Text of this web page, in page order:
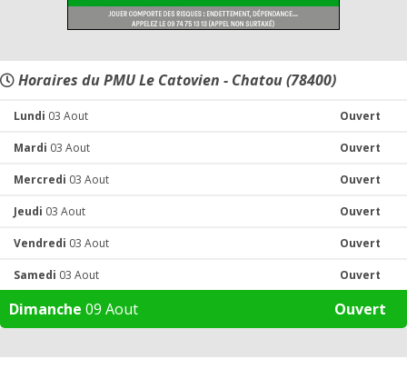
Horaires du PMU Le Catovien - Chatou (78400)
Lundi 03 Aout Ouvert
Mardi 03 Aout Ouvert
Mercredi 03 Aout Ouvert
Jeudi 03 Aout Ouvert
Vendredi 03 Aout Ouvert
Samedi 03 Aout Ouvert
Dimanche 09 Aout Ouvert